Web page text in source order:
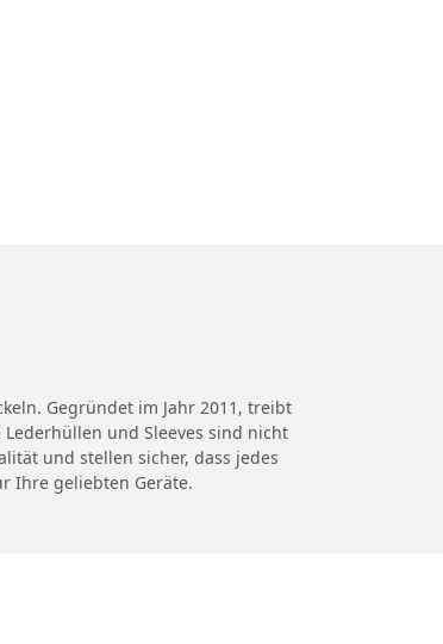
Gegründet im Jahr 2011, treibt
und Sleeves sind nicht
und stellen sicher, dass jedes
Ihre geliebten Geräte.